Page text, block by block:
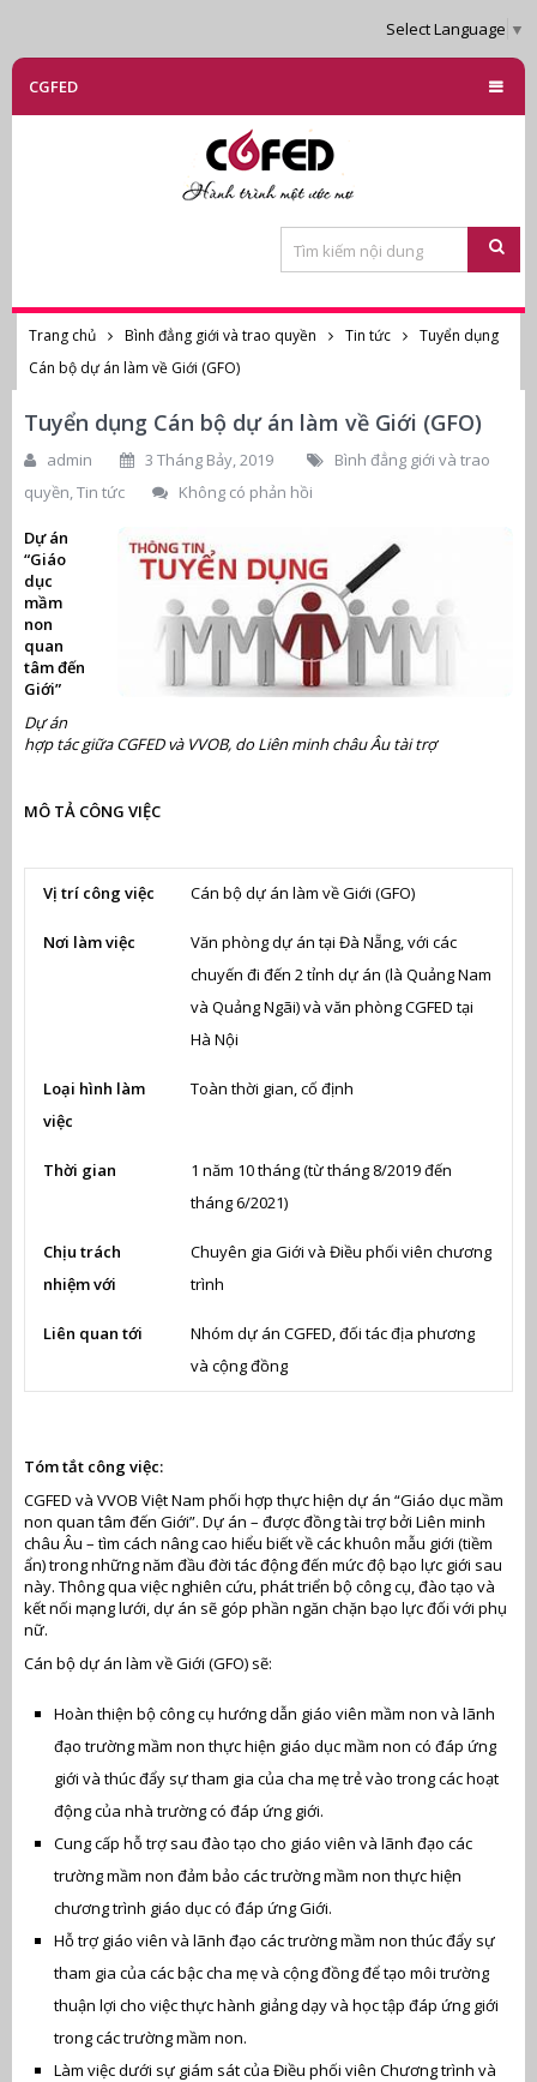
Select Language ▼
CGFED
Trang chủ Bình đẳng giới và trao quyền Tin tức
Tuyển dụng
Cán bộ dự án làm về Giới (GFO)
Tuyển dụng Cán bộ dự án làm về Giới (GFO)
admin 3 Tháng Bảy, 2019
Bình đẳng giới và trao
quyền,Tin tức Không có phản hồi
Dự án
“Giáo
dục
mầm
non
quan
tâm đến
Giới”
Dự án
hợp tác giữa CGFED và VVOB, doLiên minh châu Âu tài trợ
MÔ TẢ CÔNG VIỆC
Vị trí công việc Cán bộ dự án làm về Giới (GFO)
Nơi làm việc
Văn phòng dự án tại Đà Nẵng, với các
chuyến đi đến 2 tỉnh dự án (là Quảng Nam
và Quảng Ngãi) và văn phòng CGFED tại
Hà Nội
Loại hình làm
việc
Toàn thời gian, cố định
Thời gian
1 năm 10 tháng (từ tháng 8/2019 đến
tháng 6/2021)
Chịu trách
nhiệm với
Chuyên gia Giới và Điều phối viên chương
trình
Liên quan tới
Nhóm dự án CGFED, đối tác địa phương
và cộng đồng
Tóm tắt công việc:
CGFED và VVOB Việt Nam phối hợp thực hiện dự án “Giáo dục mầm
non quan tâm đến Giới”. Dự án – được đồng tài trợ bởi Liên minh
châu Âu – tìm cách nâng cao hiểu biết về các khuôn mẫu giới (tiềm
ẩn) trong những năm đầu đời tác động đến mức độ bạo lực giới sau
này. Thông qua việc nghiên cứu, phát triển bộ công cụ, đào tạo và
kết nối mạng lưới, dự án sẽ góp phần ngăn chặn bạo lực đối với phụ
nữ.
Cán bộ dự án làm về Giới (GFO) sẽ:
Hoàn thiện bộ công cụ hướng dẫn giáo viên mầm non và lãnh
đạo trường mầm non thực hiện giáo dục mầm non có đáp ứng
giới và thúc đẩy sự tham gia của cha mẹ trẻ vào trong các hoạt
động của nhà trường có đáp ứng giới.
Cung cấp hỗ trợ sau đào tạo cho giáo viên và lãnh đạo các
trường mầm non đảm bảo các trường mầm non thực hiện
chương trình giáo dục có đáp ứng Giới.
Hỗ trợ giáo viên và lãnh đạo các trường mầm non thúc đẩy sự
tham gia của các bậc cha mẹ và cộng đồng để tạo môi trường
thuận lợi cho việc thực hành giảng dạy và học tập đáp ứng giới
trong các trường mầm non.
Làm việc dưới sự giám sát của Điều phối viên Chương trình và